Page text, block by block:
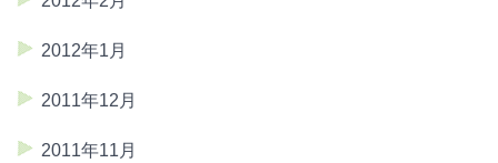
2012年1月
2011年12月
2011年11月